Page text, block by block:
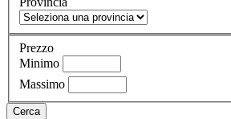
Prezzo
Minimo
Massimo
Cerca